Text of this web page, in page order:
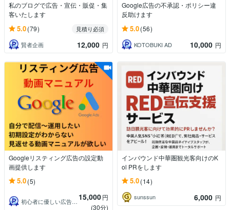
私のブログで広告・宣伝・販促・集
客いたします
5.0(79)
見積り必須
賢者企画
12,000 円
Google広告の不承認・ポリシー違
反助けます
5.0(56)
KOTOBUKI AD 10,000 円
Googleリスティング広告の設定動
画提供します
5.0(5)
初心者に優しい広告運用マスター 15,000円
(30分)
インバウンド中華圏観光客向けのK
ol PRをします
5.0(14)
sunssun 6,000 円